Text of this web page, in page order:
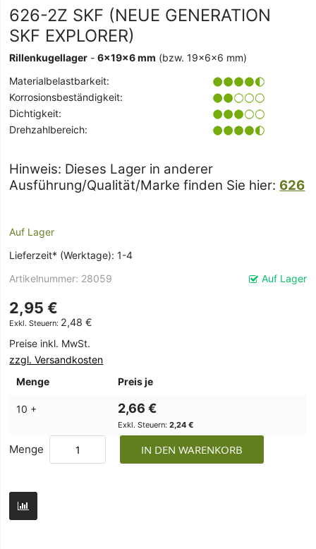
626-2Z SKF (NEUE GENERATION
SKF EXPLORER)
Rillenkugellager -6x19x6 mm (bzw. 19x6x6 mm)
Materialbelastbarkeit:
Korrosionsbeständigkeit:
Dichtigkeit:
Drehzahlbereich:
Hinweis: Dieses Lager in anderer
Ausführung/Qualität/Marke finden Sie hier: 626
Auf Lager
Lieferzeit* (Werktage): 1-4
Auf Lager
Artikelnummer 28059
2,95 €
2,48 €
Preise inkl. MwSt.
zzgl. Versandkosten
Menge
Preis je
10 + 2,66 €
2,24 €
Menge IN DEN WARENKORB